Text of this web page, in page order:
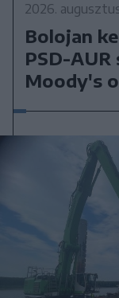
2026.
Bolojan
PSD-
Moody's